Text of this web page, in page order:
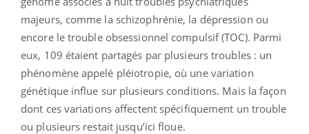
majeurs, comme la schizophrénie, la dépression ou
encore le trouble obsessionnel compulsif (TOC). Parmi
eux, 109 étaient partagés par plusieurs troubles : un
phénomène appelé pléiotropie, où une variation
génétique influe sur plusieurs conditions. Mais la façon
dont ces variations affectent spécifiquement un trouble
ou plusieurs restait jusqu’ici floue.